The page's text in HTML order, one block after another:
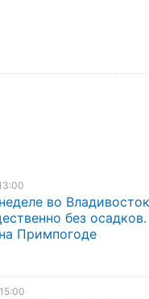
во
без
Примпогоде